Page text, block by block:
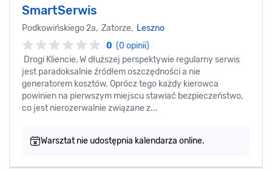
SmartSerwis
Podkowińskiego 2a, Zatorze, Leszno
0 (0 opinii)
Drogi Kliencie, W dłuższej perspektywie regularny serwis
jest paradoksalnie źródłem oszczędności a nie
generatorem kosztów. Oprócz tego każdy kierowca
powinien na pierwszym miejscu stawiać bezpieczeństwo,
co jest nierozerwalnie związane z...
Warsztat nie udostępnia kalendarza online.